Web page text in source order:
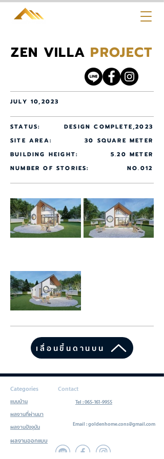
ZEN VILLA PROJECT
JULY 10,2023
STATUS:
DESIGN COMPLETE,2023
SITE AREA:
30 SQUARE METER
BUILDING HEIGHT:
5.20 METER
NUMBER OF STORIES:
NO.012
เลื่อนขึ้นดานบน
Categories
แบบบ้าน
ผลงานที่ผ่านมา
ผลงานปัจจุบัน
ผลงานออกแบบ
Contact
Tel : 065-161-9955
Email :goldenhome.cons@gmail.com